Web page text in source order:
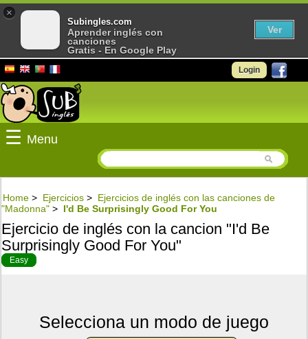
Login
☰ Menu
Home > Ejercicios > Ejercicios de inglés con las canciones de
"Madonna" > I'd Be Surprisingly Good For You
Ejercicio de inglés con la cancion "I'd Be
Surprisingly Good For You"
Easy
Selecciona un modo de juego
×
Subingles.com
Aprender inglés con
canciones
Gratis - En Google Play
Ver